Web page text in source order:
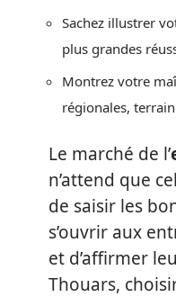
Sachez illustrer
plus grandes
Montrez votre
régionales,
Le marché de l’
n’attend que
de saisir les
s’ouvrir aux
et d’affirmer
Thouars,